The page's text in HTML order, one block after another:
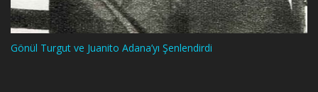
Gönül Turgut ve Juanito Adana’yı Şenlendirdi